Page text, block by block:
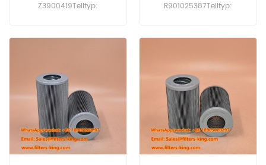
Z3900419Teiltyp:
R901025387Teiltyp: